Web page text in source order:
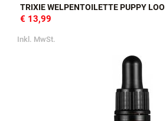
TRIXIE WELPENTOILETTE PUPPY LOO
€ 13,99
Inkl. MwSt.